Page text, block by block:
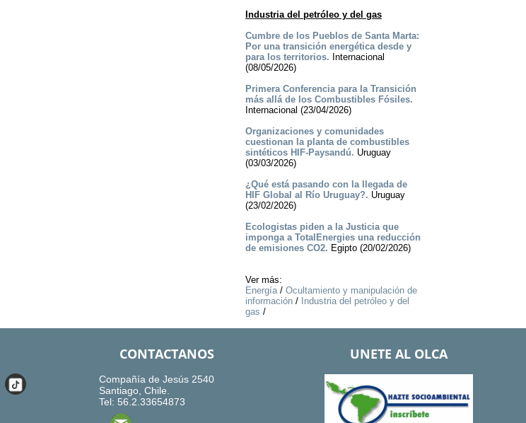
Industria del petróleo y del gas
Cumbre de los Pueblos de Santa Marta:
Por una transición energética desde y
para los territorios. Internacional
(08/05/2026)
Primera Conferencia para la Transición
más allá de los Combustibles Fósiles.
Internacional (23/04/2026)
Organizaciones y comunidades
cuestionan la planta de combustibles
sintéticos HIF-Paysandú. Uruguay
(03/03/2026)
¿Qué está pasando con la llegada de
HIF Global al Río Uruguay?. Uruguay
(23/02/2026)
Ecologistas piden a la Justicia que
imponga a TotalEnergies una reducción
de emisiones CO2. Egipto (20/02/2026)
Ver más:
Energía/ Ocultamiento y manipulación de
información/ Industria del petróleo y del
gas /
CONTACTANOS
Compañía de Jesús 2540
Santiago, Chile.
Tel: 56.2.33654873
UNETE AL OLCA